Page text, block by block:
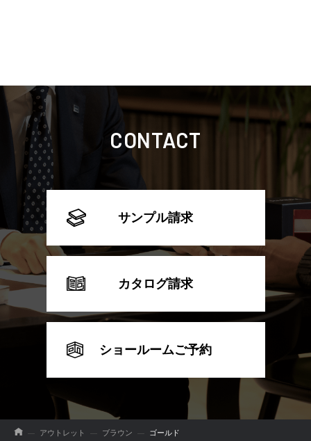
CONTACT
サンプル請求
カタログ請求
ショールームご予約
アウトレット ブラウン ゴールド